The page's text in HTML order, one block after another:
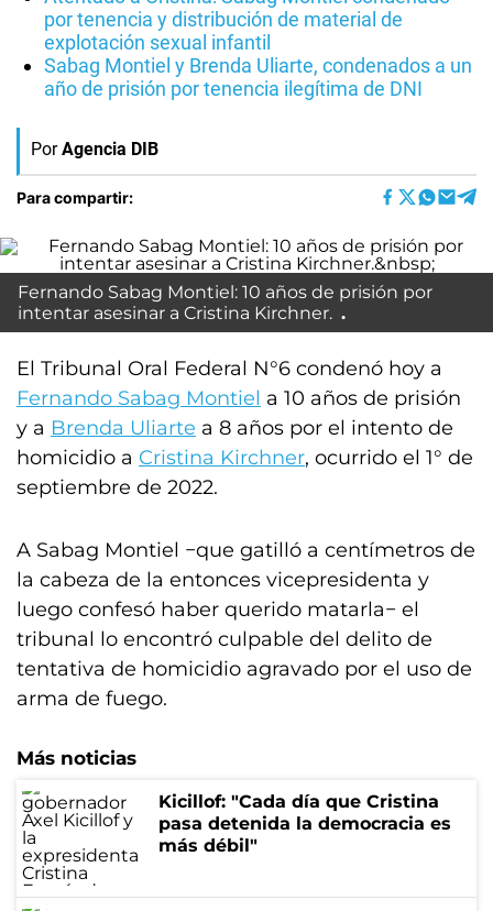
por tenencia y distribución de material de
explotación sexual infantil
Sabag Montiel y Brenda Uliarte, condenados a un
año de prisión por tenencia ilegítima de DNI
Por Agencia DIB
Para compartir:
Fernando Sabag Montiel: 10 años de prisión por
intentar asesinar a Cristina Kirchner.
El Tribunal Oral Federal N°6 condenó hoy a
Fernando Sabag Montiel a 10 años de prisión
y a Brenda Uliarte a 8 años por el intento de
homicidio a Cristina Kirchner, ocurrido el 1° de
septiembre de 2022.
A Sabag Montiel −que gatilló a centímetros de
la cabeza de la entonces vicepresidenta y
luego confesó haber querido matarla− el
tribunal lo encontró culpable del delito de
tentativa de homicidio agravado por el uso de
arma de fuego.
Más noticias
Kicillof: "Cada día que Cristina
pasa detenida la democracia es
más débil"